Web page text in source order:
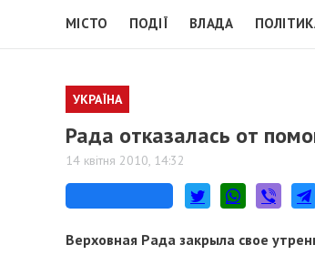
МІСТО ПОДІЇ ВЛАДА
УКРАЇНА
Рада отказалась от
14 квітня 2010, 14:32
Верховная Рада закрыла свое